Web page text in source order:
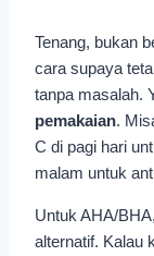
Tenang, bukan
cara supaya
tanpa masalah.
pemakaian.
C di pagi hari
malam untuk
Untuk AHA/
alternatif. Kalau